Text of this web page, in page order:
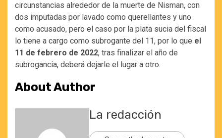
circunstancias alrededor de la muerte de Nisman, con
dos imputadas por lavado como querellantes y uno
como acusado, pero el caso por la plata sucia del fiscal
lo tiene a cargo como subrogante del 11, por lo que el
11 de febrero de 2022, tras finalizar el año de
subrogancia, deberá dejarle el lugar a otro.
About Author
La redacción